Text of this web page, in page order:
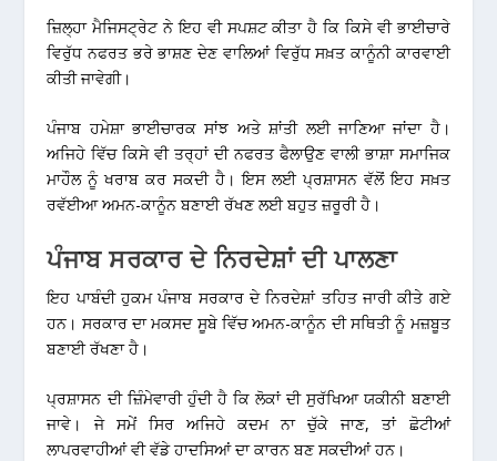
ਜ਼ਿਲ੍ਹਾ ਮੈਜਿਸਟ੍ਰੇਟ ਨੇ ਇਹ ਵੀ ਸਪਸ਼ਟ ਕੀਤਾ ਹੈ ਕਿ ਕਿਸੇ ਵੀ ਭਾਈਚਾਰੇ
ਵਿਰੁੱਧ ਨਫਰਤ ਭਰੇ ਭਾਸ਼ਣ ਦੇਣ ਵਾਲਿਆਂ ਵਿਰੁੱਧ ਸਖ਼ਤ ਕਾਨੂੰਨੀ ਕਾਰਵਾਈ
ਕੀਤੀ ਜਾਵੇਗੀ।
ਪੰਜਾਬ ਹਮੇਸ਼ਾ ਭਾਈਚਾਰਕ ਸਾਂਝ ਅਤੇ ਸ਼ਾਂਤੀ ਲਈ ਜਾਣਿਆ ਜਾਂਦਾ ਹੈ।
ਅਜਿਹੇ ਵਿੱਚ ਕਿਸੇ ਵੀ ਤਰ੍ਹਾਂ ਦੀ ਨਫਰਤ ਫੈਲਾਉਣ ਵਾਲੀ ਭਾਸ਼ਾ ਸਮਾਜਿਕ
ਮਾਹੌਲ ਨੂੰ ਖਰਾਬ ਕਰ ਸਕਦੀ ਹੈ। ਇਸ ਲਈ ਪ੍ਰਸ਼ਾਸਨ ਵੱਲੋਂ ਇਹ ਸਖ਼ਤ
ਰਵੱਈਆ ਅਮਨ-ਕਾਨੂੰਨ ਬਣਾਈ ਰੱਖਣ ਲਈ ਬਹੁਤ ਜ਼ਰੂਰੀ ਹੈ।
ਪੰਜਾਬ ਸਰਕਾਰ ਦੇ ਨਿਰਦੇਸ਼ਾਂ ਦੀ ਪਾਲਣਾ
ਇਹ ਪਾਬੰਦੀ ਹੁਕਮ ਪੰਜਾਬ ਸਰਕਾਰ ਦੇ ਨਿਰਦੇਸ਼ਾਂ ਤਹਿਤ ਜਾਰੀ ਕੀਤੇ ਗਏ
ਹਨ। ਸਰਕਾਰ ਦਾ ਮਕਸਦ ਸੂਬੇ ਵਿੱਚ ਅਮਨ-ਕਾਨੂੰਨ ਦੀ ਸਥਿਤੀ ਨੂੰ ਮਜ਼ਬੂਤ
ਬਣਾਈ ਰੱਖਣਾ ਹੈ।
ਪ੍ਰਸ਼ਾਸਨ ਦੀ ਜ਼ਿੰਮੇਵਾਰੀ ਹੁੰਦੀ ਹੈ ਕਿ ਲੋਕਾਂ ਦੀ ਸੁਰੱਖਿਆ ਯਕੀਨੀ ਬਣਾਈ
ਜਾਵੇ। ਜੇ ਸਮੇਂ ਸਿਰ ਅਜਿਹੇ ਕਦਮ ਨਾ ਚੁੱਕੇ ਜਾਣ, ਤਾਂ ਛੋਟੀਆਂ
ਲਾਪਰਵਾਹੀਆਂ ਵੀ ਵੱਡੇ ਹਾਦਸਿਆਂ ਦਾ ਕਾਰਨ ਬਣ ਸਕਦੀਆਂ ਹਨ।